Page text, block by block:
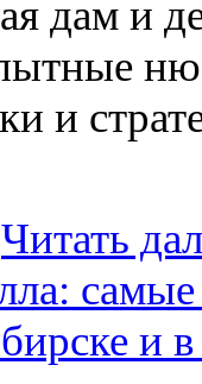
дам и
и
Читать
и